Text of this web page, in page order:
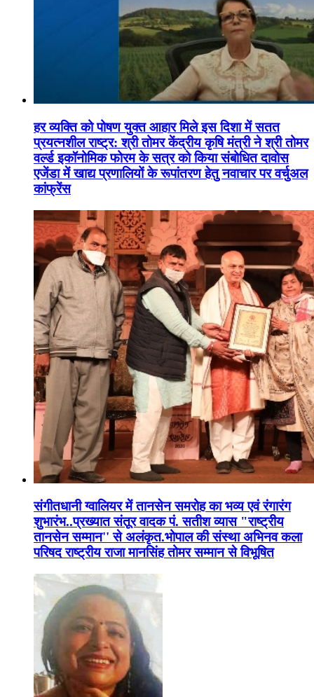
हर व्यक्ति को पोषण युक्त आहार मिले इस दिशा में सतत
प्रयत्नशील राष्ट्र: श्री तोमर केंद्रीय कृषि मंत्री ने श्री तोमर
वर्ल्ड इकॉनोमिक फोरम के सत्र को किया संबोधित दावोस
एजेंडा में खाद्य प्रणालियों के रूपांतरण हेतु नवाचार पर वर्चुअल
कांफ्रेंस
संगीतधानी ग्वालियर में तानसेन समरोह का भव्य एवं रंगारंग
शुभारंभ..प्रख्यात संतूर वादक पं. सतीश व्यास "राष्ट्रीय
तानसेन सम्मान'' से अलंकृत.भोपाल की संस्था अभिनव कला
परिषद राष्ट्रीय राजा मानसिंह तोमर सम्मान से विभूषित